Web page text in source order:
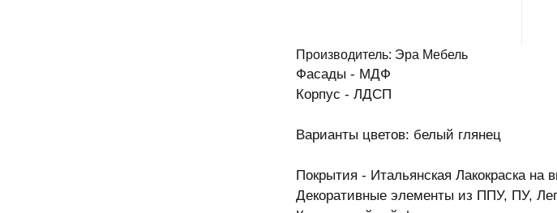
Производитель: Эра Мебель
Фасады - МДФ
Корпус - ЛДСП
Варианты цветов: белый глянец
Покрытия - Итальянская Лакокраска на
Декоративные элементы из ППУ, ПУ,